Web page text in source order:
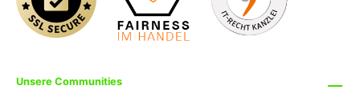
Unsere Communities